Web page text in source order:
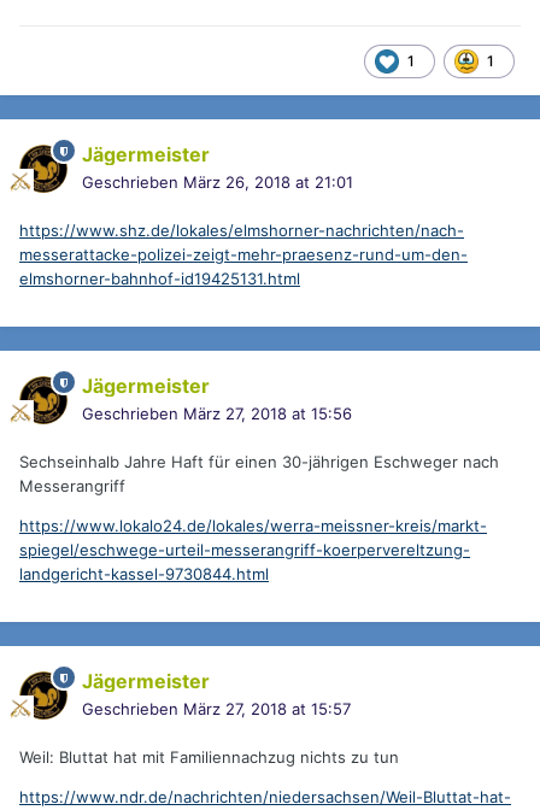
1 1
Jägermeister
Geschrieben März 26, 2018 at 21:01
https://www.shz.de/lokales/elmshorner-nachrichten/nach-
messerattacke-polizei-zeigt-mehr-praesenz-rund-um-den-
elmshorner-bahnhof-id19425131.html
Jägermeister
Geschrieben März 27, 2018 at 15:56
Sechseinhalb Jahre Haft für einen 30-jährigen Eschweger nach
Messerangriff
https://www.lokalo24.de/lokales/werra-meissner-kreis/markt-
spiegel/eschwege-urteil-messerangriff-koerpervereltzung-
landgericht-kassel-9730844.html
Jägermeister
Geschrieben März 27, 2018 at 15:57
Weil: Bluttat hat mit Familiennachzug nichts zu tun
https://www.ndr.de/nachrichten/niedersachsen/Weil-Bluttat-hat-